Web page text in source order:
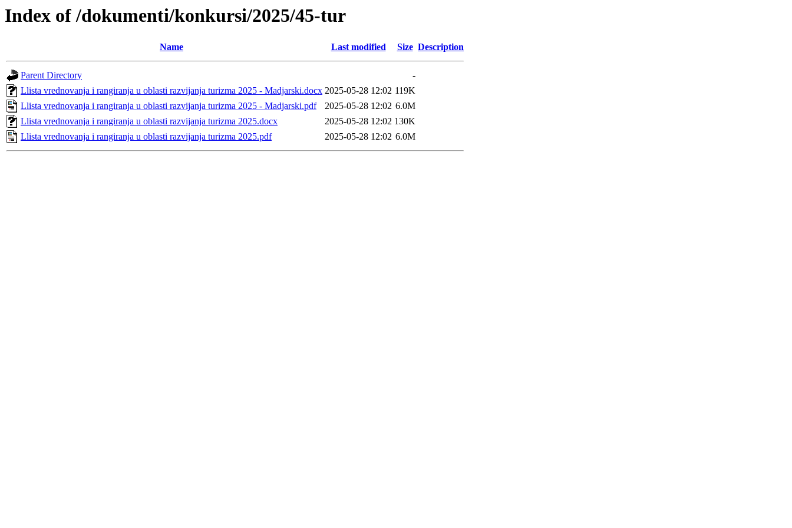
Index of /dokumenti/konkursi/2025/45-tur
Name Last modified Size Description
Parent Directory
-
Llista vrednovanja i rangiranja u oblasti razvijanja turizma 2025 - Madjarski.docx 2025-05-28 12:02 119K
Llista vrednovanja i rangiranja u oblasti razvijanja turizma 2025 - Madjarski.pdf
2025-05-28 12:02 6.0M
Llista vrednovanja i rangiranja u oblasti razvijanja turizma 2025.docx
2025-05-28 12:02 130K
Llista vrednovanja i rangiranja u oblasti razvijanja turizma 2025.pdf
2025-05-28 12:02 6.0M